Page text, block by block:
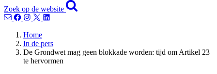
Zoek op de website
Home
In de pers
De Grondwet mag geen blokkade worden: tijd om Artikel 23
te hervormen